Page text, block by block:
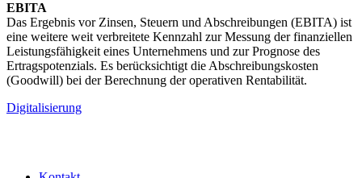
EBITA
Das Ergebnis vor Zinsen, Steuern und Abschreibungen (EBITA) ist
eine weitere weit verbreitete Kennzahl zur Messung der finanziellen
Leistungsfähigkeit eines Unternehmens und zur Prognose des
Ertragspotenzials. Es berücksichtigt die Abschreibungskosten
(Goodwill) bei der Berechnung der operativen Rentabilität.
Digitalisierung